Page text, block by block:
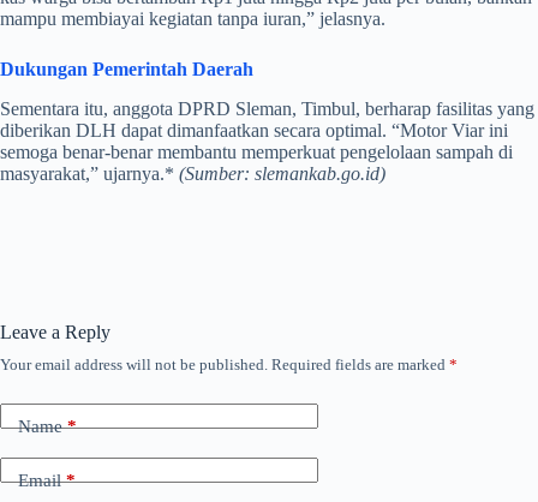
mampu membiayai kegiatan tanpa iuran,” jelasnya.
Dukungan Pemerintah Daerah
Sementara itu, anggota DPRD Sleman, Timbul, berharap fasilitas yang
diberikan DLH dapat dimanfaatkan secara optimal. “Motor Viar ini
semoga benar-benar membantu memperkuat pengelolaan sampah di
masyarakat,” ujarnya.* (Sumber: slemankab.go.id)
Leave a Reply
Your email address will not be published. Required fields are marked *
Name*
Email*